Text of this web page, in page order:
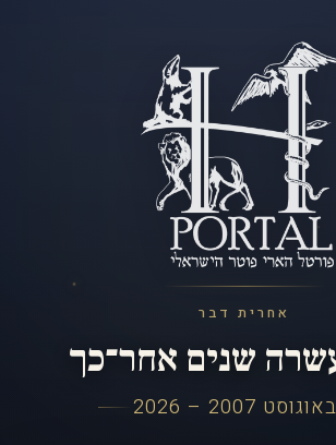
אחרית דבר
שנים אחר־כך